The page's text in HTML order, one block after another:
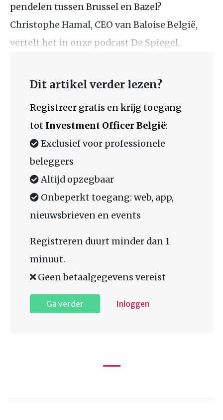
pendelen tussen Brussel en Bazel?
Christophe Hamal, CEO van Baloise België,
vertelt het in onze podcast De Spiegel.
Dit artikel verder lezen?
Registreer gratis en krijg toegang
tot Investment Officer België:
Exclusief voor professionele
beleggers
Altijd opzegbaar
Onbeperkt toegang: web, app,
nieuwsbrieven en events
Registreren duurt minder dan 1
minuut.
Geen betaalgegevens vereist
Ga verder Inloggen